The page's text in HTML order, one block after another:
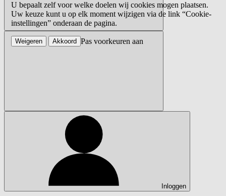
Inloggen
U bepaalt zelf voor welke doelen wij cookies mogen plaatsen.
Uw keuze kunt u op elk moment wijzigen via de link “Cookie-
instellingen” onderaan de pagina.
Pas voorkeuren aan
Weigeren Akkoord